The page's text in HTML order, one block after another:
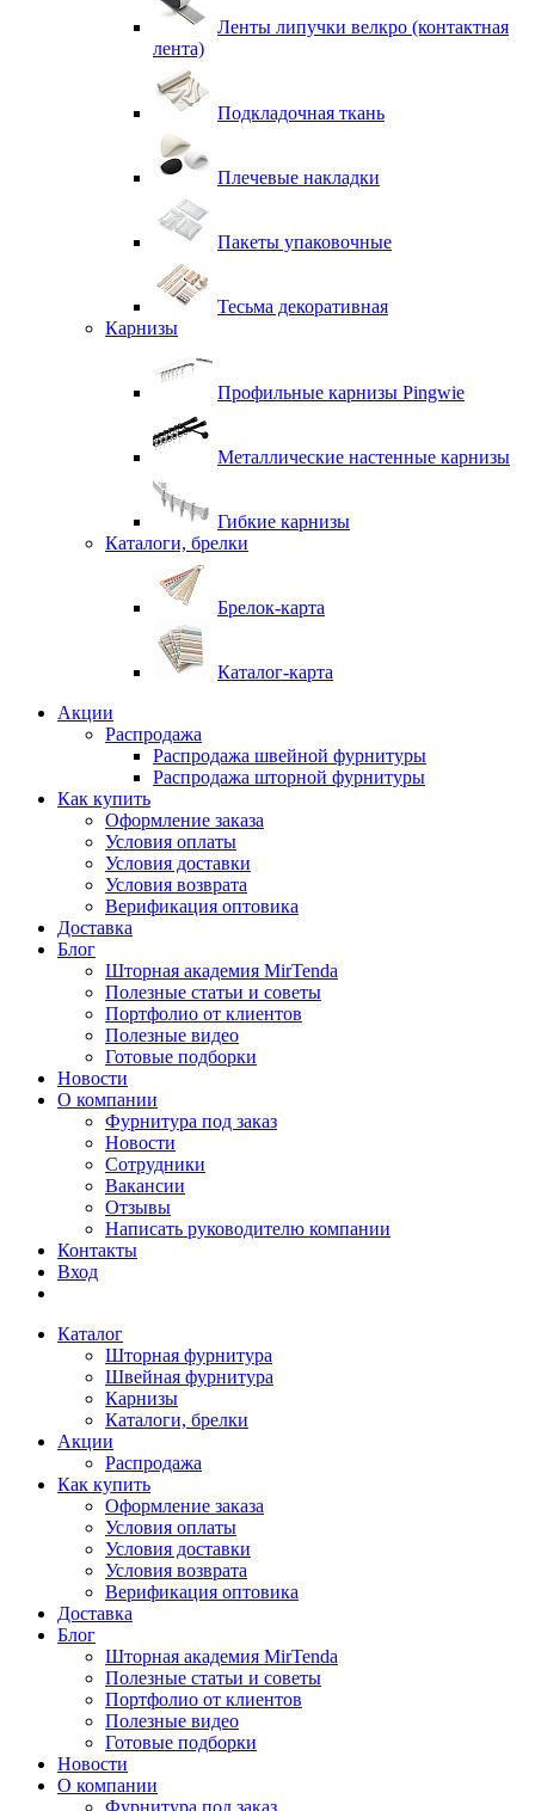
Ленты липучки велкро (контактная
лента)
Подкладочная ткань
Плечевые накладки
Пакеты упаковочные
Тесьма декоративная
Карнизы
Профильные карнизы Pingwie
Металлические настенные карнизы
Гибкие карнизы
Каталоги, брелки
Брелок-карта
Каталог-карта
Акции
Распродажа
Распродажа швейной фурнитуры
Распродажа шторной фурнитуры
Как купить
Оформление заказа
Условия оплаты
Условия доставки
Условия возврата
Верификация оптовика
Доставка
Блог
Шторная академия MirTenda
Полезные статьи и советы
Портфолио от клиентов
Полезные видео
Готовые подборки
Новости
О компании
Фурнитура под заказ
Новости
Сотрудники
Вакансии
Отзывы
Написать руководителю компании
Контакты
Вход
Каталог
Шторная фурнитура
Швейная фурнитура
Карнизы
Каталоги, брелки
Акции
Распродажа
Как купить
Оформление заказа
Условия оплаты
Условия доставки
Условия возврата
Верификация оптовика
Доставка
Блог
Шторная академия MirTenda
Полезные статьи и советы
Портфолио от клиентов
Полезные видео
Готовые подборки
Новости
О компании
Фурнитура под заказ